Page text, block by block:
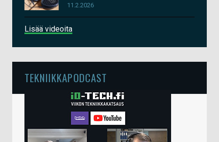
11.2.2026
Lisää videoita
TEKNIIKKAPODCAST